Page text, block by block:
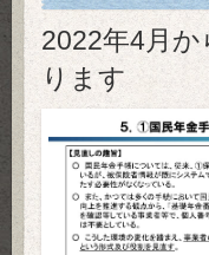
2022年4月
ります